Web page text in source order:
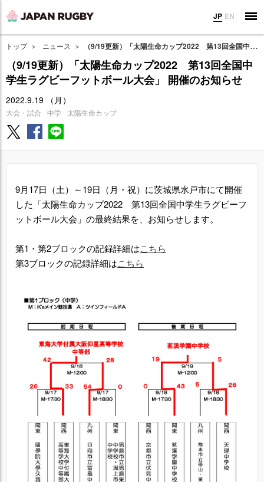
JP EN
トップ ニュース （9/19更新）「太陽生命カップ2022 第13回全国中学生ラグビーフットボール大会」 開催のお知らせ
（9/19更新）「太陽生命カップ2022 第13回全国中
学生ラグビーフットボール大会」 開催のお知らせ
2022.9.19 （月）
大会・試合 中学 太陽生命カップ
9月17日（土）～19日（月・祝）に茨城県水戸市にて開催
した「太陽生命カップ2022 第13回全国中学生ラグビーフ
ットボール大会」の最終結果を、お知らせします。
第1・第2ブロックの記録詳細はこちら
第3ブロックの記録詳細はこちら